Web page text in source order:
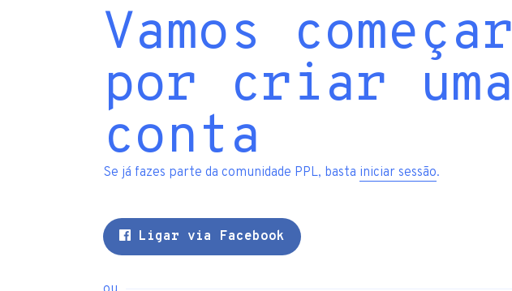
Vamos começar
por criar uma
conta
Se já fazes parte da comunidade PPL, basta iniciar sessão.
Ligar via Facebook